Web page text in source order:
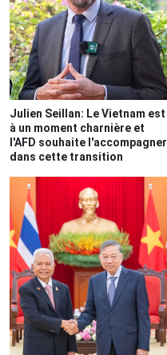
Julien Seillan: Le Vietnam est
à un moment charnière et
l'AFD souhaite l'accompagner
dans cette transition